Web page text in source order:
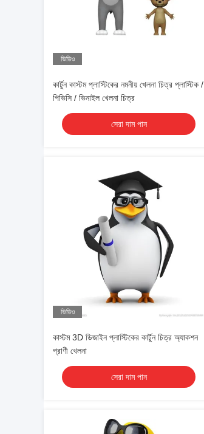
ভিডিও
কার্টুন কাস্টম প্লাস্টিকের নমনীয় খেলনা চিত্র প্লাস্টিক /
পিভিসি / ভিনাইল খেলনা চিত্র
সেরা দাম পান
ভিডিও
কাস্টম 3D ডিজাইন প্লাস্টিকের কার্টুন চিত্র অ্যাকশন
প্রাণী খেলনা
সেরা দাম পান